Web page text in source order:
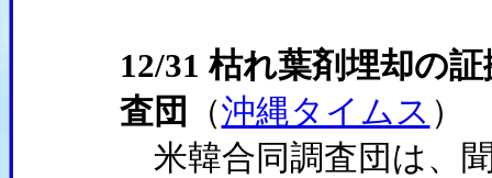
12/31 枯れ葉剤埋却の
査団
（沖縄タイムス ）
米韓合同調査団は、